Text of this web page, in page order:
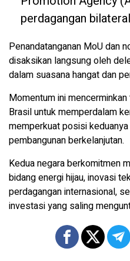
perdagangan
Penandatanganan MoU dan
disaksikan langsung oleh
dalam suasana hangat dan
Momentum ini
Brasil untuk memperdalam
memperkuat posisi
pembangunan berkelanjutan.
Kedua negara berkomitmen
bidang energi hijau, inovasi
perdagangan internasional,
investasi yang saling